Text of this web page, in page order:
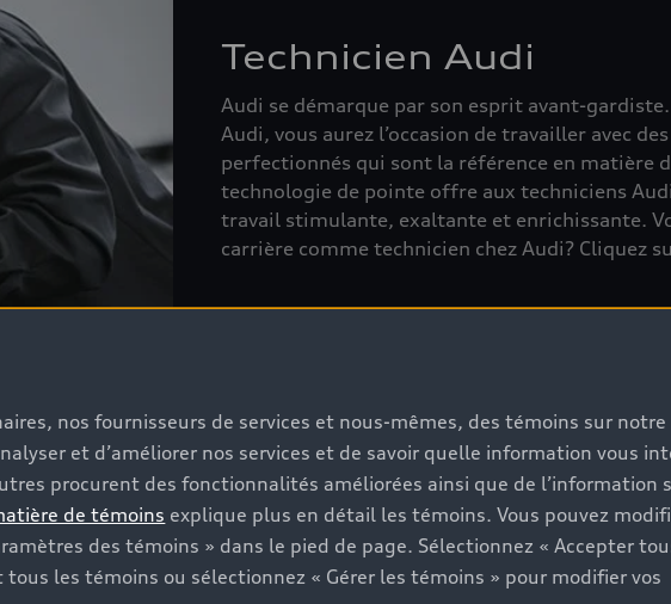
Technicien Audi
Audi se démarque par son esprit avant-
Audi, vous aurez l’occasion de travailler avec
perfectionnés qui sont la référence en matière
technologie de pointe offre aux techniciens
travail stimulante, exaltante et enrichissante.
carrière comme technicien chez Audi? Cliquez
Postes de technicien
nos fournisseurs de services et nous-mêmes, des témoins sur notre
et d’améliorer nos services et de savoir quelle information vous
procurent des fonctionnalités améliorées ainsi que de l’information
de témoins explique plus en détail les témoins. Vous pouvez
des témoins » dans le pied de page. Sélectionnez « Accepter
les témoins ou sélectionnez « Gérer les témoins » pour modifier vos